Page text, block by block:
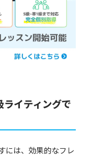
イティングで
には、効果的なフレ